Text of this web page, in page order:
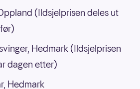
(Ildsjelprisen deles ut
Hedmark (Ildsjelprisen
dagen etter)
Hedmark